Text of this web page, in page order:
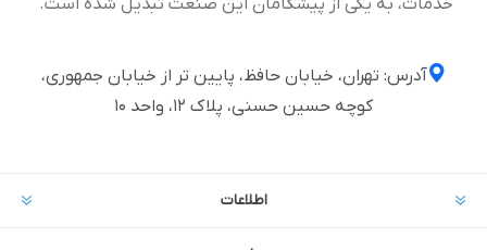
خدمات، به یکی از پیشگامان این صنعت تبدیل شده است.
آدرس: تهران، خیابان حافظ، پایین تر از خیابان جمهوری،
کوچه حسین حسنی، پلاک ۱۲، واحد ۱۰
اطلاعات